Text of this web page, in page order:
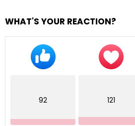
WHAT'S YOUR REACTION?
92 121